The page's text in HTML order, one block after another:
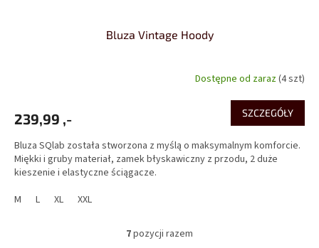
Bluza Vintage Hoody
Dostępne od zaraz(4 szt)
239,99 ,- SZCZEGÓŁY
Bluza SQlab została stworzona z myślą o maksymalnym komforcie.
Miękki i gruby materiał, zamek błyskawiczny z przodu, 2 duże
kieszenie i elastyczne ściągacze.
M
L XL XXL
K
7pozycji razem